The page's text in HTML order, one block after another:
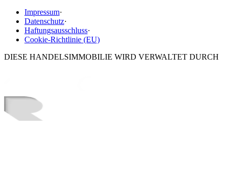
Impressum·
Datenschutz·
Haftungsausschluss·
Cookie-Richtlinie (EU)
DIESE HANDELSIMMOBILIE WIRD VERWALTET DURCH